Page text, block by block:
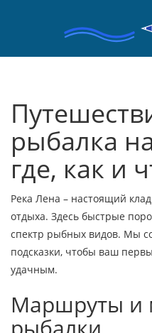
рыбалка
где, как и
Река Лена – настоящий
отдыха. Здесь быстрые
спектр рыбных видов. Мы
подсказки, чтобы ваш
удачным.
Маршруты и